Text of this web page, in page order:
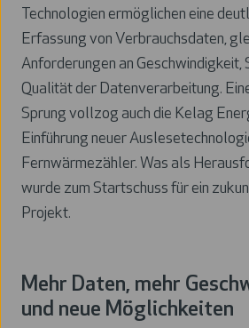
Technologien ermöglichen eine
Erfassung von Verbrauchsdaten,
Anforderungen an Geschwindigkeit,
Qualität der Datenverarbeitung.
Sprung vollzog auch die Kelag
Einführung neuer
Fernwärmezähler. Was als
wurde zum Startschuss für ein
Projekt.
Mehr Daten, mehr
und neue Möglichkeiten